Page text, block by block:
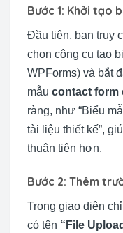
Bước 1: Khởi tạo
Đầu tiên, bạn truy
chọn công cụ tạo
WPForms) và bắt
mẫu contact form
ràng, như “Biểu
tài liệu thiết kế”,
thuận tiện hơn.
Bước 2: Thêm
Trong giao diện
có tên “File